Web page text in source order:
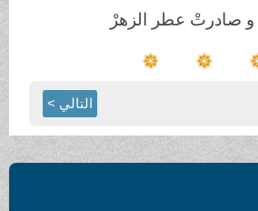
عطر الزهرْ
التالي >